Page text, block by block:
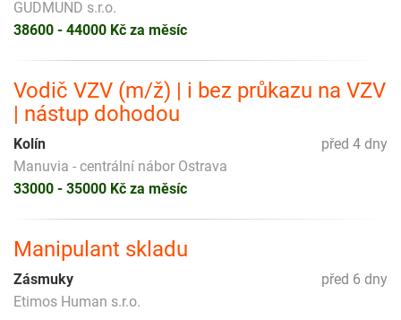
GUDMUND s.r.o.
38600 - 44000 Kč za měsíc
Vodič VZV (m/ž) | i bez průkazu na VZV
| nástup dohodou
před 4 dny
Kolín
Manuvia - centrální nábor Ostrava
33000 - 35000 Kč za měsíc
Manipulant skladu
před 6 dny
Zásmuky
Etimos Human s.r.o.